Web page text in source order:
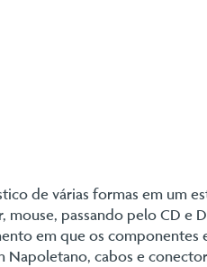
de várias formas em um
passando pelo CD e
em que os componentes
Napoletano, cabos e